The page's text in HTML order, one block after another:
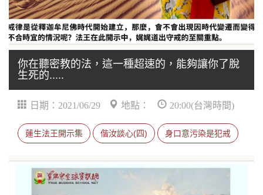
你在聽密教的法，這一種超速的，能夠讓你了脫
生死的.....
日期：2021/06/29 地點： 20:00(台灣時間)
蓮生法王開示集 偕汝談心(四) 身口意污染是犯戒